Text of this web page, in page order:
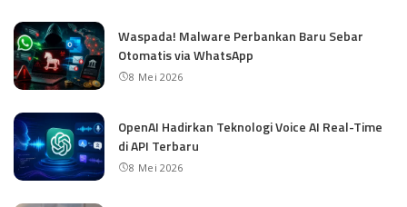
Waspada! Malware Perbankan Baru Sebar
Otomatis via WhatsApp
8 Mei 2026
OpenAI Hadirkan Teknologi Voice AI Real-Time
di API Terbaru
8 Mei 2026